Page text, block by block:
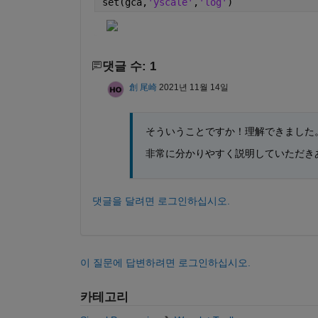
댓글 수: 1
創 尾崎 2021년 11월 14일
そういうことですか！理解できました。
非常に分かりやすく説明していただき
댓글을 달려면 로그인하십시오.
이 질문에 답변하려면 로그인하십시오.
카테고리